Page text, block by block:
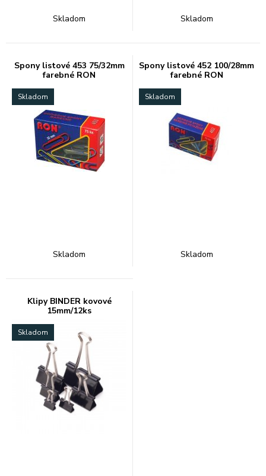
Skladom Skladom
Spony listové 453 75/32mm
farebné RON
Skladom
Skladom
Spony listové 452 100/28mm
farebné RON
Skladom
Skladom
Klipy BINDER kovové
15mm/12ks
Skladom